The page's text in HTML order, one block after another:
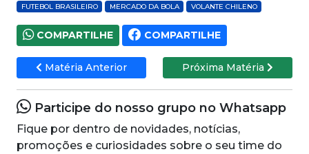
FUTEBOL BRASILEIRO
MERCADO DA BOLA VOLANTE CHILENO
COMPARTILHE COMPARTILHE
Matéria Anterior Próxima Matéria
Participe do nosso grupo no Whatsapp
Fique por dentro de novidades, notícias,
promoções e curiosidades sobre o seu time do